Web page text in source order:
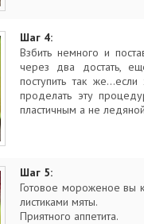
Шаг 4:
Взбить немного и
через два достать,
поступить так
проделать эту
пластичным а не
Шаг 5:
Готовое мороженое вы
листиками мяты.
Приятного аппетита.